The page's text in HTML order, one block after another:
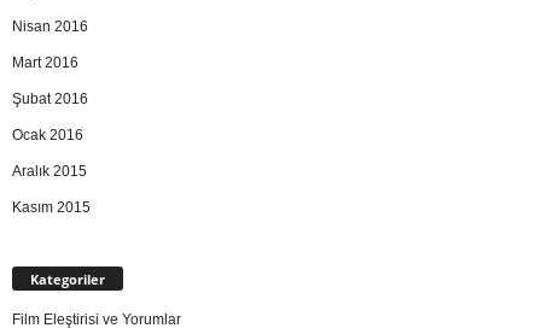
Nisan 2016
Mart 2016
Şubat 2016
Ocak 2016
Aralık 2015
Kasım 2015
Kategoriler
Film Eleştirisi ve Yorumlar